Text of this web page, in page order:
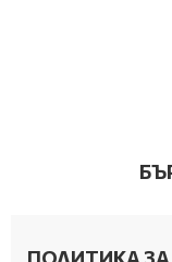
ПОЛИТИКА